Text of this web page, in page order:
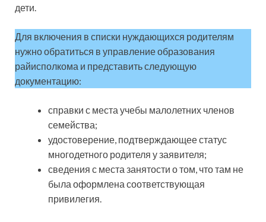
дети.
Для включения в списки нуждающихся родителям
нужно обратиться в управление образования
райисполкома и представить следующую
документацию:
справки с места учебы малолетних членов
семейства;
удостоверение, подтверждающее статус
многодетного родителя у заявителя;
сведения с места занятости о том, что там не
была оформлена соответствующая
привилегия.